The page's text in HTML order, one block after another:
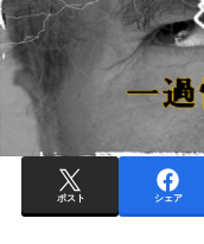
ポスト シェア